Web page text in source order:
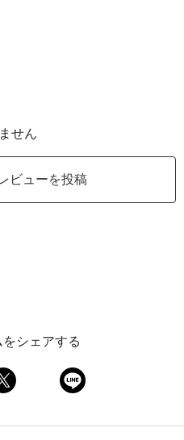
せん
ビューを投稿
シェアする